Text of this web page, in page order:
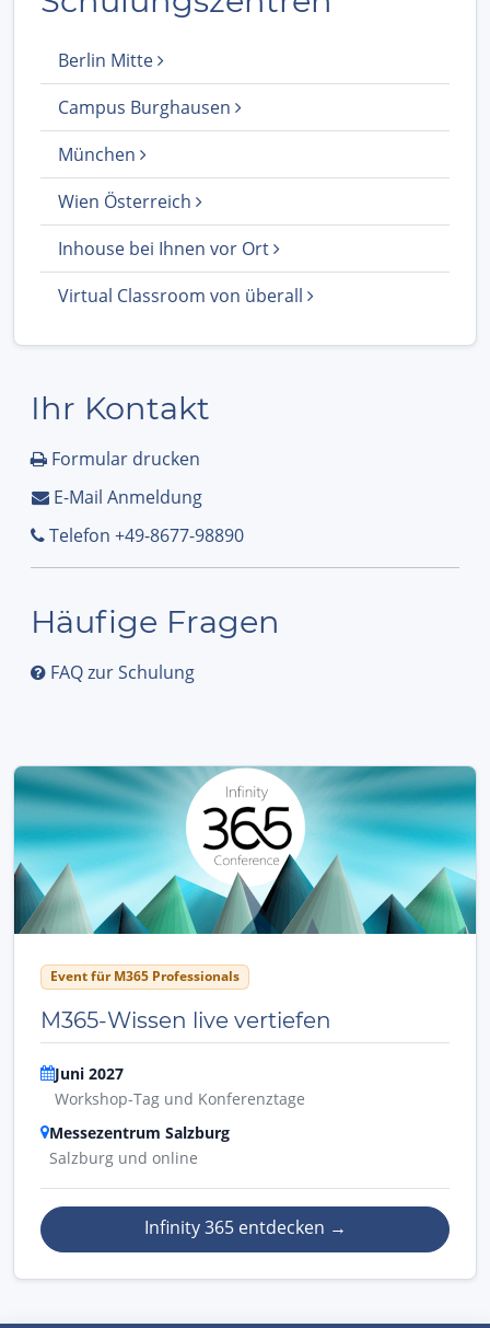
Berlin Mitte
Campus Burghausen
München
Wien Österreich
Inhouse bei Ihnen vor Ort
Virtual Classroom von überall
Ihr Kontakt
Formular drucken
E-Mail Anmeldung
Telefon +49-8677-98890
Häufige Fragen
FAQ zur Schulung
Event für M365 Professionals
M365-Wissen live vertiefen
Juni 2027
Workshop-Tag und Konferenztage
Messezentrum Salzburg
Salzburg und online
Infinity 365 entdecken →